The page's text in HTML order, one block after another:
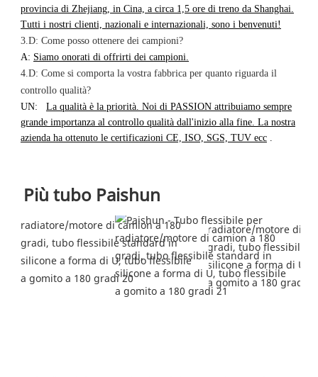
provincia di Zhejiang, in Cina, a circa 1,5 ore di treno da Shanghai.
Tutti i nostri clienti, nazionali e internazionali, sono i benvenuti!
3.D: Come posso ottenere dei campioni?
A: Siamo onorati di offrirti dei campioni.
4.D: Come si comporta la vostra fabbrica per quanto riguarda il
controllo qualità?
UN:
La qualità è la priorità. Noi di PASSION attribuiamo sempre
grande importanza al controllo qualità dall'inizio alla fine. La nostra
azienda ha ottenuto le certificazioni CE, ISO, SGS, TUV ecc .
Più tubo Paishun